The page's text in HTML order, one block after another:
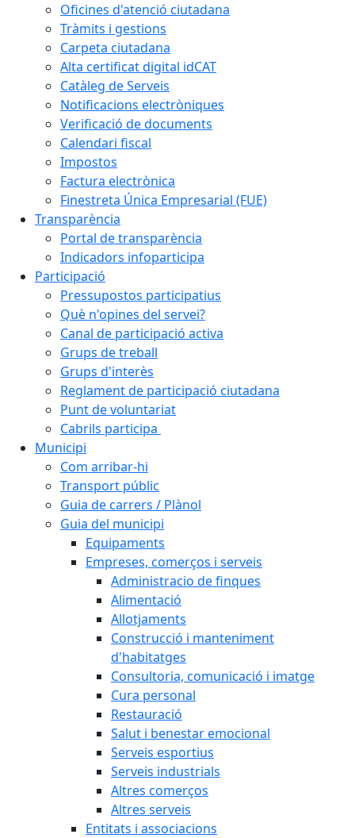
Oficines d'atenció ciutadana
Tràmits i gestions
Carpeta ciutadana
Alta certificat digital idCAT
Catàleg de Serveis
Notificacions electròniques
Verificació de documents
Calendari fiscal
Impostos
Factura electrònica
Finestreta Única Empresarial (FUE)
Transparència
Portal de transparència
Indicadors infoparticipa
Participació
Pressupostos participatius
Què n'opines del servei?
Canal de participació activa
Grups de treball
Grups d'interès
Reglament de participació ciutadana
Punt de voluntariat
Cabrils participa
Municipi
Com arribar-hi
Transport públic
Guia de carrers / Plànol
Guia del municipi
Equipaments
Empreses, comerços i serveis
Administracio de finques
Alimentació
Allotjaments
Construcció i manteniment
d'habitatges
Consultoria, comunicació i imatge
Cura personal
Restauració
Salut i benestar emocional
Serveis esportius
Serveis industrials
Altres comerços
Altres serveis
Entitats i associacions